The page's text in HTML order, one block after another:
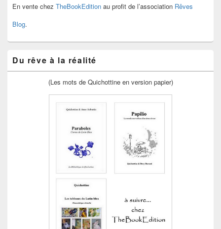
En vente chez TheBookEdition au profit de l’association Rêves
Blog.
Du rêve à la réalité
(Les mots de Quichottine en version papier)